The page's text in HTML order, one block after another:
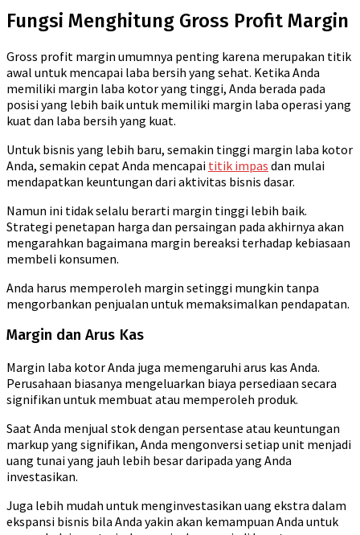
Fungsi Menghitung Gross Profit Margin
Gross profit margin umumnya penting karena merupakan titik
awal untuk mencapai laba bersih yang sehat. Ketika Anda
memiliki margin laba kotor yang tinggi, Anda berada pada
posisi yang lebih baik untuk memiliki margin laba operasi yang
kuat dan laba bersih yang kuat.
Untuk bisnis yang lebih baru, semakin tinggi margin laba kotor
Anda, semakin cepat Anda mencapai titik impas dan mulai
mendapatkan keuntungan dari aktivitas bisnis dasar.
Namun ini tidak selalu berarti margin tinggi lebih baik.
Strategi penetapan harga dan persaingan pada akhirnya akan
mengarahkan bagaimana margin bereaksi terhadap kebiasaan
membeli konsumen.
Anda harus memperoleh margin setinggi mungkin tanpa
mengorbankan penjualan untuk memaksimalkan pendapatan.
Margin dan Arus Kas
Margin laba kotor Anda juga memengaruhi arus kas Anda.
Perusahaan biasanya mengeluarkan biaya persediaan secara
signifikan untuk membuat atau memperoleh produk.
Saat Anda menjual stok dengan persentase atau keuntungan
markup yang signifikan, Anda mengonversi setiap unit menjadi
uang tunai yang jauh lebih besar daripada yang Anda
investasikan.
Juga lebih mudah untuk menginvestasikan uang ekstra dalam
ekspansi bisnis bila Anda yakin akan kemampuan Anda untuk